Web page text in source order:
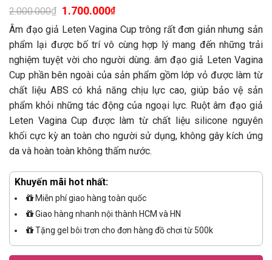
2.000.000₫ 1.700.000₫
Âm đạo giả Leten Vagina Cup trông rất đơn giản nhưng sản
phẩm lại được bố trí vô cùng hợp lý mang đến những trải
nghiệm tuyệt vời cho người dùng. âm đạo giả Leten Vagina
Cup phần bên ngoài của sản phẩm gồm lớp vỏ được làm từ
chất liệu ABS có khả năng chịu lực cao, giúp bảo vệ sản
phẩm khỏi những tác động của ngoại lực. Ruột âm đạo giả
Leten Vagina Cup được làm từ chất liệu silicone nguyên
khối cực kỳ an toàn cho người sử dụng, không gây kích ứng
da và hoàn toàn không thấm nước.
Khuyến mãi hot nhất:
Miễn phí giao hàng toàn quốc
Giao hàng nhanh nội thành HCM và HN
Tặng gel bôi trơn cho đơn hàng đồ chơi từ 500k